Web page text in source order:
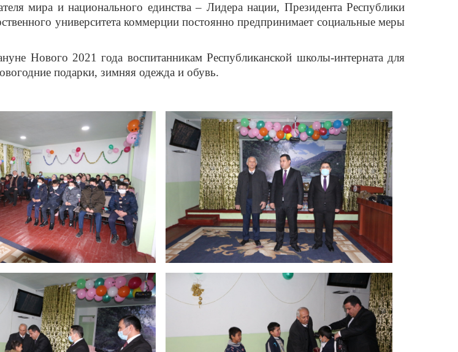
мира и национального единства – Лидера нации, Президента Республики
университета коммерции постоянно предпринимает социальные меры
Нового 2021 года воспитанникам Республиканской школы-интерната для
подарки, зимняя одежда и обувь.